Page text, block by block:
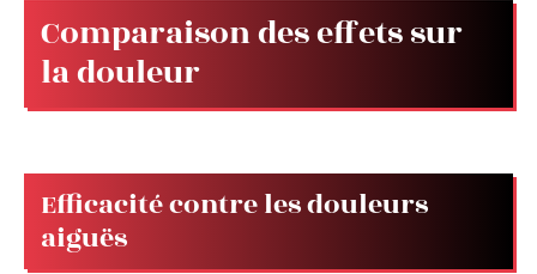
Comparaison des effets sur
la douleur
Efficacité contre les douleurs
aiguës